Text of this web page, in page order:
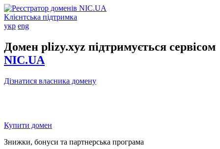
Клієнтська підтримка
укр eng
Домен plizy.xyz підтримується сервісом
NIC.UA
Дізнатися власника домену
Купити домен
Знижки, бонуси та партнерська програма